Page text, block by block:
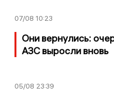
07/08 10:23
Они вернулись:
АЗС выросли вновь
05/08 23:39